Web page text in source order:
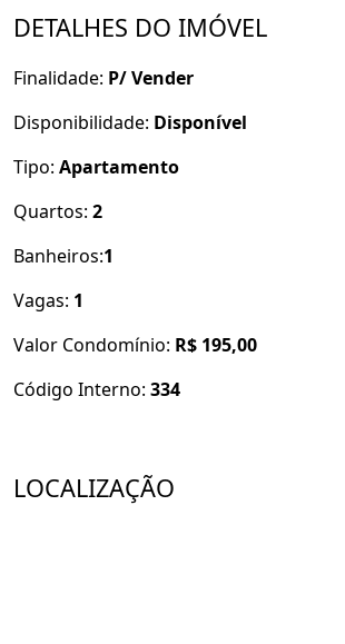
DETALHES DO IMÓVEL
Finalidade: P/ Vender
Disponibilidade: Disponível
Tipo: Apartamento
Quartos: 2
Banheiros:1
Vagas: 1
Valor Condomínio: R$ 195,00
Código Interno: 334
LOCALIZAÇÃO